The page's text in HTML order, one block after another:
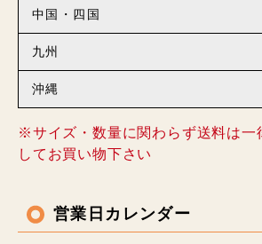
中国・四国
九州
沖縄
※サイズ・数量に関わらず送料は一
してお買い物下さい
営業日カレンダー